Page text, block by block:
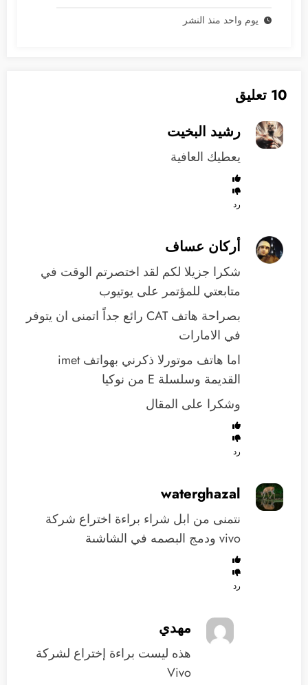
يوم واحد منذ النشر
10 تعليق
رشيد البخيت
يعطيك العافية
رد
أركان عساف
شكرا جزيلا لكم لقد اختصرتم الوقت في
متابعتي للمؤتمر على يوتيوب
بصراحة هاتف CAT رائع جداً اتمنى ان يتوفر
في الامارات
اما هاتف موتورلا ذكرني بهواتف imet
القديمة وسلسلة E من نوكيا
وشكرا على المقال
رد
waterghazal
نتمنى من ابل شراء براءة اختراع شركة
vivo ودمج البصمه في الشاشىة
رد
مهدي
هذه ليست براءة إختراع لشركة
Vivo